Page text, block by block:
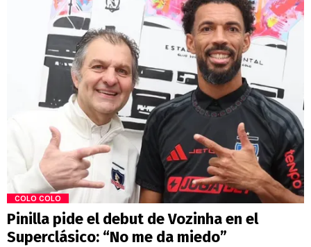
COLO COLO
Pinilla pide el debut de Vozinha en el
Superclásico: “No me da miedo”